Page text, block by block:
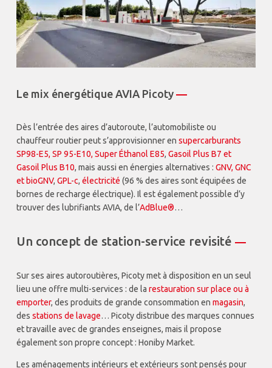
Le mix énergétique AVIA Picoty—
Dès l’entrée des aires d’autoroute, l’automobiliste ou
chauffeur routier peut s’approvisionner ensupercarburants
SP98-E5, SP 95-E10, Super Éthanol E85,Gasoil Plus B7 et
Gasoil Plus B10, mais aussi en énergies alternatives :GNV, GNC
et bioGNV,GPL-c,électricité (96 % des aires sont équipées de
bornes de recharge électrique). Il est également possible d’y
trouver des lubrifiants AVIA, de l’AdBlue®…
Un concept de station-service revisité—
Sur ses aires autoroutières, Picoty met à disposition en un seul
lieu une offre multi-services : de larestauration sur place ou à
emporter, des produits de grande consommation enmagasin,
desstations de lavage… Picoty distribue des marques connues
et travaille avec de grandes enseignes, mais il propose
également son propre concept : Honiby Market.
Les aménagements intérieurs et extérieurs sont pensés pour